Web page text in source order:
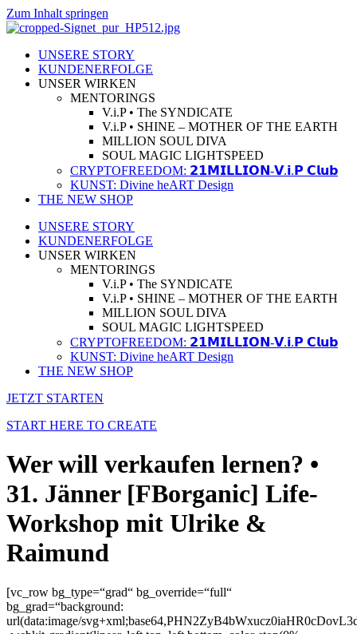
Zum Inhalt springen
UNSERE STORY
KUNDENERFOLGE
UNSER WIRKEN
MENTORINGS
V.i.P • The SYNDICATE
V.i.P • SHINE – MOTHER OF THE EARTH
MILLION SOUL DIVA
SOUL MAGIC LIGHTSPEED
CRYPTOFREEDOM: 𝟮𝟭𝗠𝗜𝗟𝗟𝗜𝗢𝗡-𝗩.𝗶.𝗣 𝗖𝗹𝘂𝗯
KUNST: Divine heART Design
THE NEW SHOP
UNSERE STORY
KUNDENERFOLGE
UNSER WIRKEN
MENTORINGS
V.i.P • The SYNDICATE
V.i.P • SHINE – MOTHER OF THE EARTH
MILLION SOUL DIVA
SOUL MAGIC LIGHTSPEED
CRYPTOFREEDOM: 𝟮𝟭𝗠𝗜𝗟𝗟𝗜𝗢𝗡-𝗩.𝗶.𝗣 𝗖𝗹𝘂𝗯
KUNST: Divine heART Design
THE NEW SHOP
JETZT STARTEN
START HERE TO CREATE
Wer will verkaufen lernen? •
31. Jänner [FBorganic] Life-
Workshop mit Ulrike &
Raimund
[vc_row bg_type=“grad“ bg_override=“full“
bg_grad=“background:
url(data:image/